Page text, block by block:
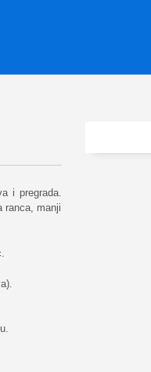
i pregrada.
ranca, manji